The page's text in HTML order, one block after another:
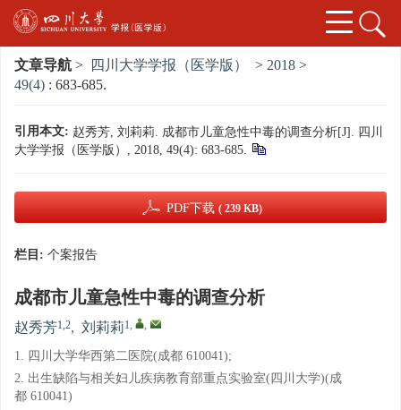
文章导航 > 四川大学学报（医学版） > 2018 >
49(4) : 683-685.
引用本文: 赵秀芳, 刘莉莉. 成都市儿童急性中毒的调查分析[J]. 四川
大学学报（医学版）, 2018, 49(4): 683-685.
PDF下载 ( 239 KB)
栏目: 个案报告
成都市儿童急性中毒的调查分析
赵秀芳1,2, 刘莉莉1, ,
1. 四川大学华西第二医院(成都 610041);
2. 出生缺陷与相关妇儿疾病教育部重点实验室(四川大学)(成
都 610041)